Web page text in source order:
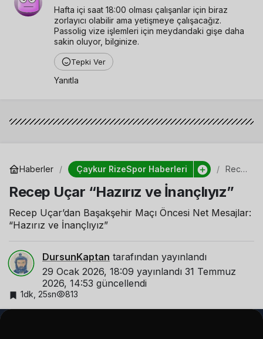
Hafta içi saat 18:00 olması çalışanlar için biraz
zorlayıcı olabilir ama yetişmeye çalışacağız.
Passolig vize işlemleri için meydandaki gişe daha
sakin oluyor, bilginize.
Tepki Ver
Yanıtla
Haberler Çaykur RizeSpor Haberleri
Rece
Uçar
“Hazı
rız ve
İnançl
Recep Uçar “Hazırız ve İnançlıyız”
Recep Uçar’dan Başakşehir Maçı Öncesi Net Mesajlar:
“Hazırız ve İnançlıyız”
DursunKaptan tarafından yayınlandı
29 Ocak 2026, 18:09 yayınlandı 31 Temmuz
2026, 14:53 güncellendi
1dk, 25sn 813